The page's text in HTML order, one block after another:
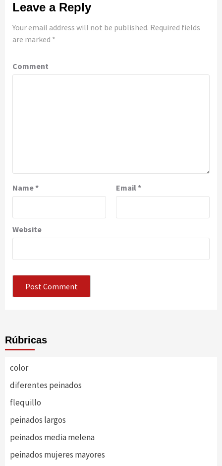
Leave a Reply
Your email address will not be published. Required fields
are marked *
Comment
Name* Email*
Website
Rúbricas
color
diferentes peinados
flequillo
peinados largos
peinados media melena
peinados mujeres mayores